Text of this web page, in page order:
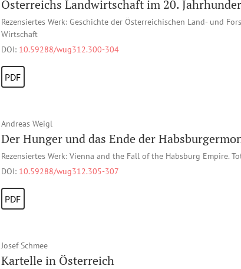
Österreichs Landwirtschaft im 20.
Rezensiertes Werk: Geschichte der Österreichischen Land- und
Wirtschaft
DOI: 10.59288/wug312.300-304
PDF
Andreas Weigl
Der Hunger und das Ende der
Rezensiertes Werk: Vienna and the Fall of the Habsburg Empire.
DOI: 10.59288/wug312.305-307
PDF
Josef Schmee
Kartelle in Österreich